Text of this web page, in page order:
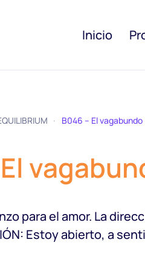
Inicio
B046 – El vagabundo
para el amor. La
Estoy abierto, a